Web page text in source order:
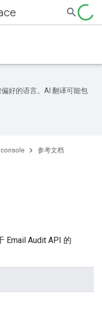
好的语言。AI 翻译可能包
参考文档
Email Audit API 的